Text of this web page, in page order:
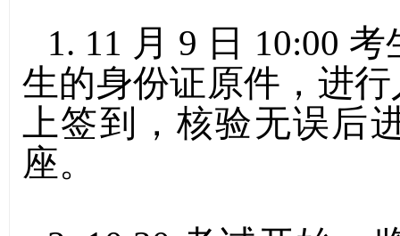
1. 11 月 9 日 10:00 考
生的身份证原件，进
上签到，核验无误后
座。